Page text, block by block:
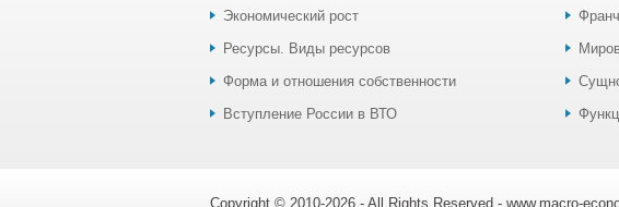
Экономический рост
Ресурсы. Виды ресурсов
Форма и отношения собственности
Вступление России в ВТО
Copyright © 2010-2026 - All Rights Reserved - www.macro-